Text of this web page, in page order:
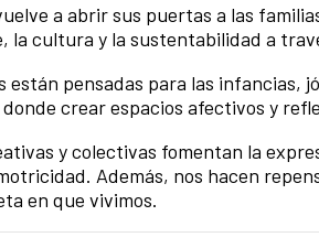
a abrir sus puertas a las
la cultura y la sustentabilidad a
están pensadas para las infancias,
crear espacios afectivos y
y colectivas fomentan la
Además, nos hacen
en que vivimos.